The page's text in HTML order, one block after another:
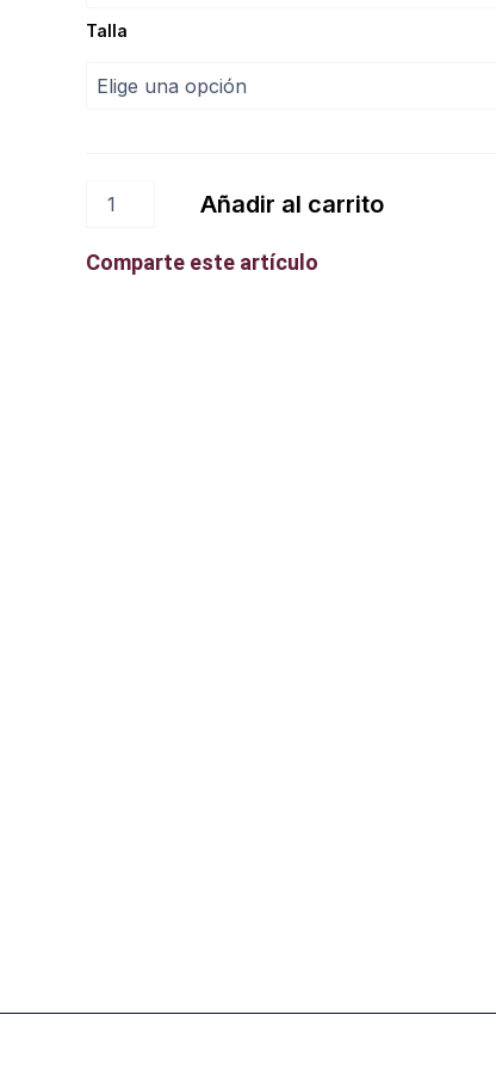
Talla
Añadir al carrito
Comparte este artículo